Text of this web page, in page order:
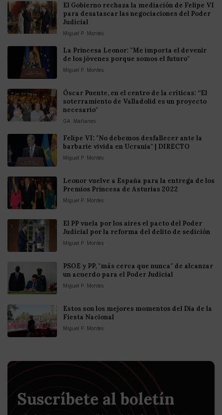
El Gobierno rechaza la mediación de Felipe VI
para desatascar las negociaciones del Poder
Judicial
Miguel P. Montes
La Princesa Leonor: "Me importa el devenir
de los jóvenes porque somos el futuro"
Miguel P. Montes
Óscar Puente, en el centro de la críticas: “El
soterramiento de Valladolid es un proyecto
necesario"
GA. Mañanes
Felipe VI: "No debemos desfallecer ante la
barbarie vivida en Ucrania" | DIRECTO
Miguel P. Montes
Leonor vuelve a España para la entrega de los
Premios Princesa de Asturias 2022
Miguel P. Montes
El PP vuela por los aires el pacto del Poder
Judicial por la reforma del delito de sedición
Miguel P. Montes
PSOE y PP, "más cerca que nunca" de alcanzar
un acuerdo para el Poder Judicial
Miguel P. Montes
Estos son los mejores momentos del Día de la
Fiesta Nacional
Miguel P. Montes
Suscríbete al boletín